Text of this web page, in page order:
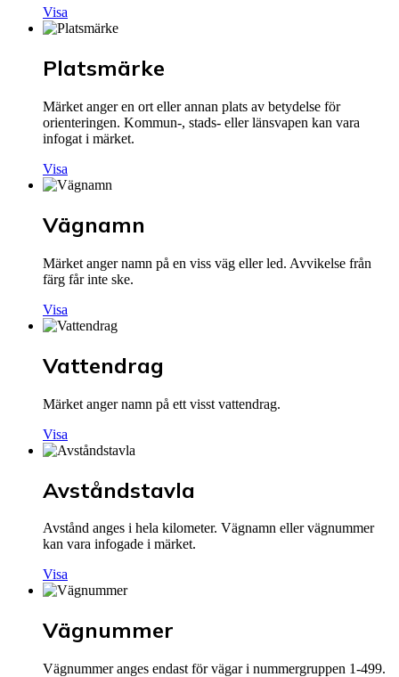
Visa
Platsmärke
Märket anger en ort eller annan plats av betydelse för
orienteringen. Kommun-, stads- eller länsvapen kan vara
infogat i märket.
Visa
Vägnamn
Märket anger namn på en viss väg eller led. Avvikelse från
färg får inte ske.
Visa
Vattendrag
Märket anger namn på ett visst vattendrag.
Visa
Avståndstavla
Avstånd anges i hela kilometer. Vägnamn eller vägnummer
kan vara infogade i märket.
Visa
Vägnummer
Vägnummer anges endast för vägar i nummergruppen 1-499.